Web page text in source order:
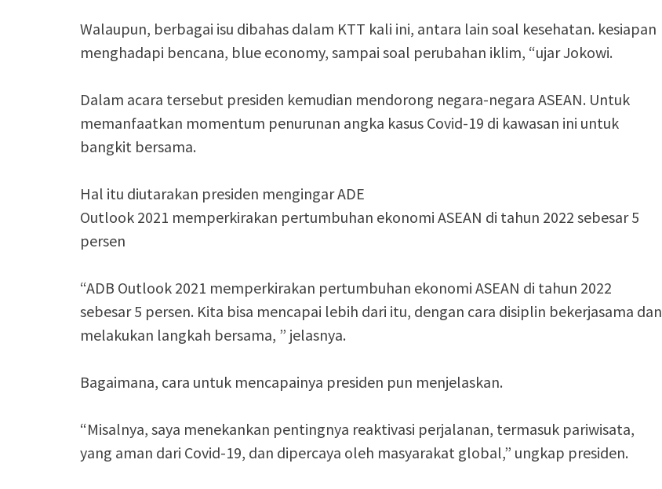
Walaupun, berbagai isu dibahas dalam KTT kali ini, antara lain soal kesehatan. kesiapan
menghadapi bencana, blue economy, sampai soal perubahan iklim, “ujar Jokowi.
Dalam acara tersebut presiden kemudian mendorong negara-negara ASEAN. Untuk
memanfaatkan momentum penurunan angka kasus Covid-19 di kawasan ini untuk
bangkit bersama.
Hal itu diutarakan presiden mengingar ADE
Outlook 2021 memperkirakan pertumbuhan ekonomi ASEAN di tahun 2022 sebesar 5
persen
“ADB Outlook 2021 memperkirakan pertumbuhan ekonomi ASEAN di tahun 2022
sebesar 5 persen. Kita bisa mencapai lebih dari itu, dengan cara disiplin bekerjasama dan
melakukan langkah bersama, ” jelasnya.
Bagaimana, cara untuk mencapainya presiden pun menjelaskan.
“Misalnya, saya menekankan pentingnya reaktivasi perjalanan, termasuk pariwisata,
yang aman dari Covid-19, dan dipercaya oleh masyarakat global,” ungkap presiden.